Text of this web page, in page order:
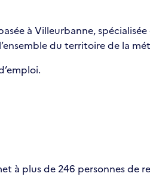
à Villeurbanne,
du territoire de la
à plus de 246 personnes